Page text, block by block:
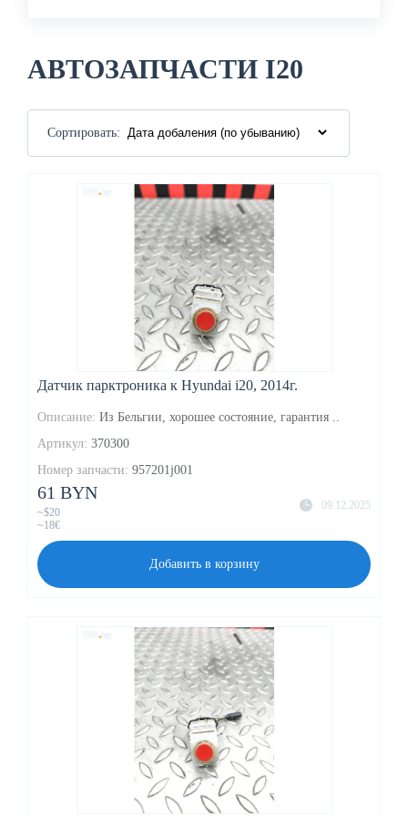
АВТОЗАПЧАСТИ I20
Сортировать:
Датчик парктроника к Hyundai i20, 2014г.
Описание: Из Бельгии, хорошее состояние, гарантия ..
Артикул: 370300
Номер запчасти: 957201j001
09.12.2025
61 BYN
~$20
~18€
Добавить в корзину